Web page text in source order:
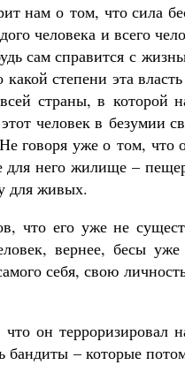
нам о том, что сила
человека и всего
сам справится с
степени эта
страны, в которой
человек в безумии
говоря уже о том,
для него жилище –
для живых.
что его уже не
вернее, бесы
себя, свою
он терроризировал
бандиты – которые
Кирилл